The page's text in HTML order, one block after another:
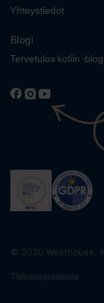
Yhteystiedot
Blogi
Tervetuloa kotiin -blogi
© 2020 Westhouse.
Tietosuojaseloste